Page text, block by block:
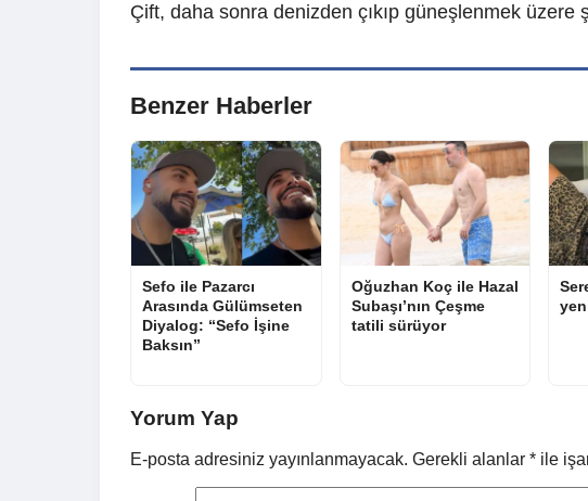
Çift, daha sonra denizden çıkıp güneşlenmek üzere
Benzer Haberler
Sefo ile Pazarcı
Arasında Gülümseten
Diyalog: “Sefo İşine
Baksın”
Oğuzhan Koç ile Hazal
Subaşı’nın Çeşme
tatili sürüyor
Yorum Yap
E-posta adresiniz yayınlanmayacak. Gerekli alanlar * ile